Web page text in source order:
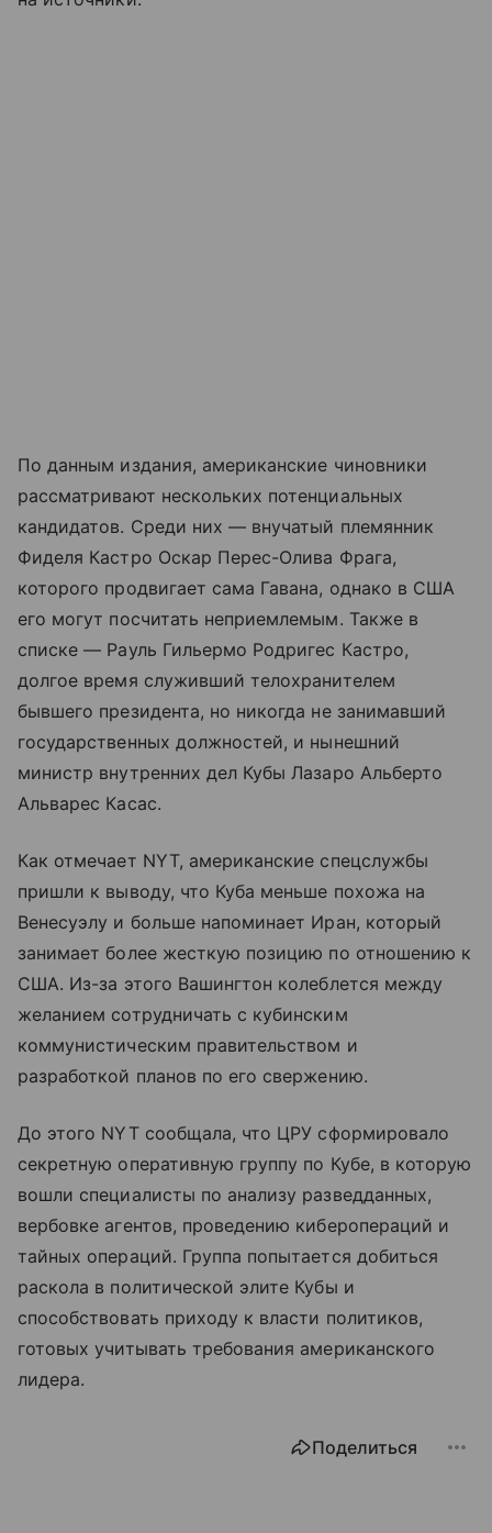
По данным издания, американские чиновники
рассматривают нескольких потенциальных
кандидатов. Среди них — внучатый племянник
Фиделя Кастро Оскар Перес-Олива Фрага,
которого продвигает сама Гавана, однако в США
его могут посчитать неприемлемым. Также в
списке — Рауль Гильермо Родригес Кастро,
долгое время служивший телохранителем
бывшего президента, но никогда не занимавший
государственных должностей, и нынешний
министр внутренних дел Кубы Лазаро Альберто
Альварес Касас.
Как отмечает NYT, американские спецслужбы
пришли к выводу, что Куба меньше похожа на
Венесуэлу и больше напоминает Иран, который
занимает более жесткую позицию по отношению к
США. Из-за этого Вашингтон колеблется между
желанием сотрудничать с кубинским
коммунистическим правительством и
разработкой планов по его свержению.
До этого NYT сообщала, что ЦРУ сформировало
секретную оперативную группу по Кубе, в которую
вошли специалисты по анализу разведданных,
вербовке агентов, проведению киберопераций и
тайных операций. Группа попытается добиться
раскола в политической элите Кубы и
способствовать приходу к власти политиков,
готовых учитывать требования американского
лидера.
Поделиться